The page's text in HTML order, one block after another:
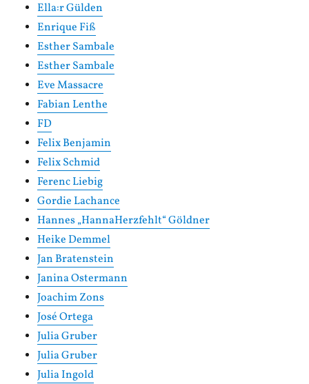
Ella:r Gülden
Enrique Fiß
Esther Sambale
Esther Sambale
Eve Massacre
Fabian Lenthe
FD
Felix Benjamin
Felix Schmid
Ferenc Liebig
Gordie Lachance
Hannes „HannaHerzfehlt“ Göldner
Heike Demmel
Jan Bratenstein
Janina Ostermann
Joachim Zons
José Ortega
Julia Gruber
Julia Gruber
Julia Ingold